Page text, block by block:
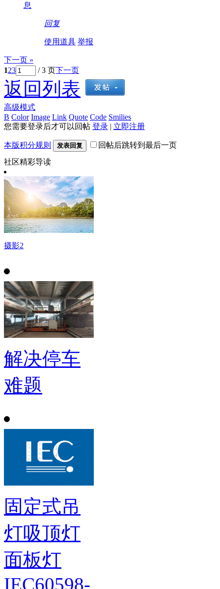
息
回复
使用道具 举报
下一页 »
123 / 3 页下一页
返回列表
高级模式
B Color Image Link Quote Code Smilies
您需要登录后才可以回帖 登录 | 立即注册
本版积分规则 发表回复
回帖后跳转到最后一页
社区精彩导读
摄影2
解决停车
难题
固定式吊
灯吸顶灯
面板灯
IEC60598-